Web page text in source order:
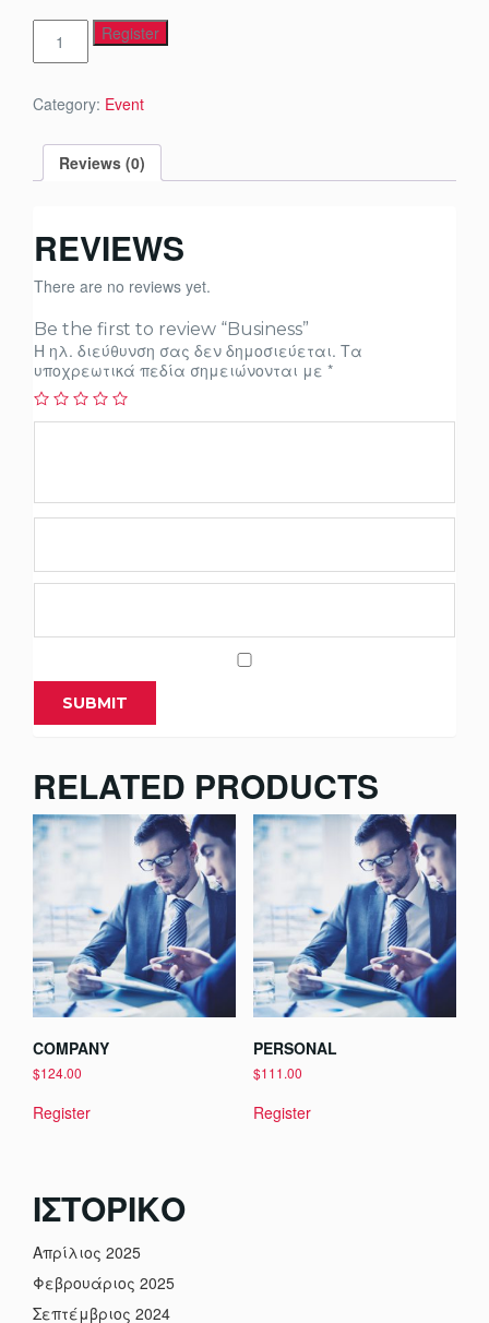
Business
quantity
Register
Category: Event
Reviews (0)
REVIEWS
There are no reviews yet.
Be the first to review “Business”
Η ηλ. διεύθυνση σας δεν δημοσιεύεται. Τα
υποχρεωτικά πεδία σημειώνονται με *
RELATED PRODUCTS
COMPANY
$124.00
Register
PERSONAL
$111.00
Register
ΙΣΤΟΡΙΚΌ
Απρίλιος 2025
Φεβρουάριος 2025
Σεπτέμβριος 2024